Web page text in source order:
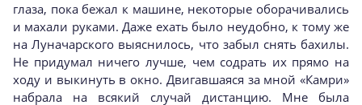
глаза, пока бежал к машине, некоторые оборачивались
и махали руками. Даже ехать было неудобно, к тому же
на Луначарского выяснилось, что забыл снять бахилы.
Не придумал ничего лучше, чем содрать их прямо на
ходу и выкинуть в окно. Двигавшаяся за мной «Камри»
набрала на всякий случай дистанцию. Мне была